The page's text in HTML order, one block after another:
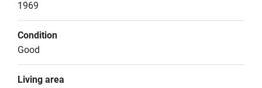
1969
Condition
Good
Living area